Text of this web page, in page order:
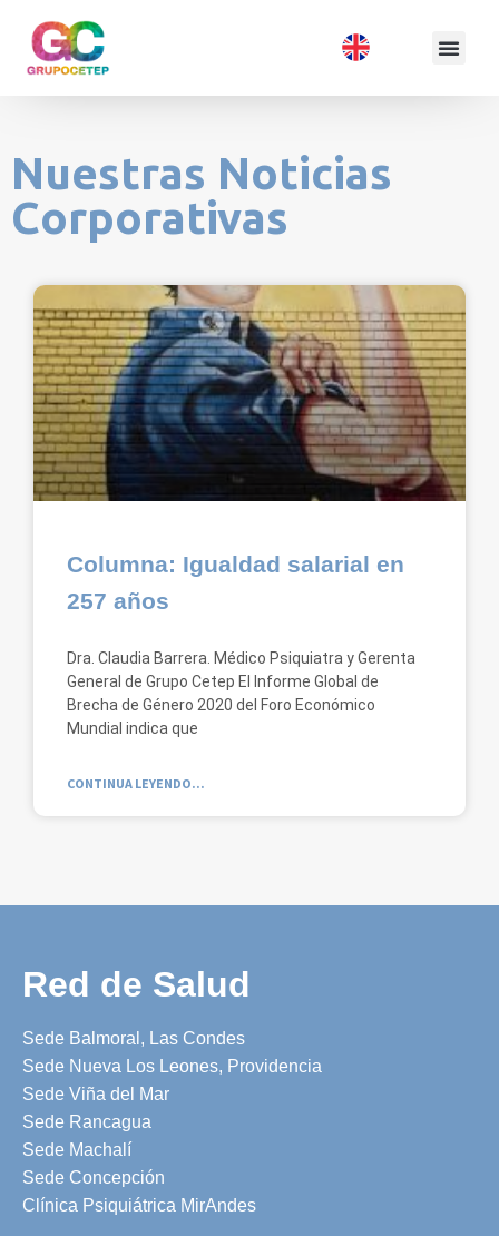
Nuestras Noticias
Corporativas
Columna: Igualdad salarial en
257 años
Dra. Claudia Barrera. Médico Psiquiatra y Gerenta
General de Grupo Cetep El Informe Global de
Brecha de Género 2020 del Foro Económico
Mundial indica que
CONTINUA LEYENDO...
Red de Salud
Sede Balmoral, Las Condes
Sede Nueva Los Leones, Providencia
Sede Viña del Mar
Sede Rancagua
Sede Machalí
Sede Concepción
Clínica Psiquiátrica MirAndes